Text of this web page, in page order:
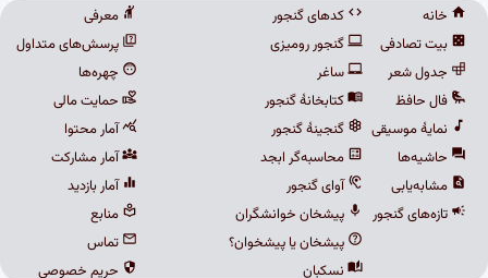
خانه
بیت تصادفی
جدول شعر
فال حافظ
نمایهٔ موسیقی
حاشیه‌ها
مشابه‌یابی
تازه‌های گنجور
کدهای گنجور
گنجور رومیزی
ساغر
کتابخانهٔ گنجور
گنجینهٔ گنجور
محاسبه‌گر ابجد
آوای گنجور
پیشخان خوانشگران
پیشخان یا پیشخوان؟
نسکبان
معرفی
پرسش‌های متداول
چهره‌ها
حمایت مالی
آمار محتوا
آمار مشارکت
آمار بازدید
منابع
تماس
حریم خصوصی